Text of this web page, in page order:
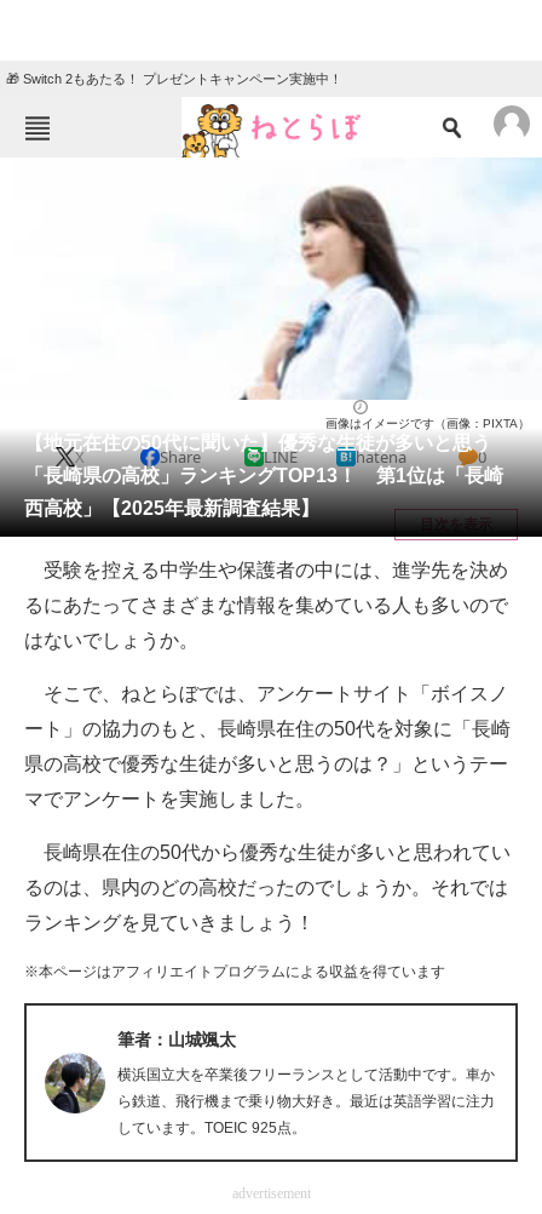
🎁 Switch 2もあたる！ プレゼントキャンペーン実施中！
ニュース
クイズ
教育・育児
リサーチ
会員記事
メディア
注目記事を集めた総合ページ
ITの今と未来を見通す
スマホと通信の最新トレンド
進化するPCとデバイスの未来
好きが集まる 比べて選べる
ビジネスと働き方のヒント
AI活用のいまが分かる
マーケ×ITの今がよく分かる
ITエンジニア向け専門サイト
企業向けIT製品の総合サイト
IT製品の技術・比較・事例
【地元在住の50代に聞いた】優秀な生徒が多いと思う
「長崎県の高校」ランキングTOP13！ 第1位は「長崎
西高校」【2025年最新調査結果】
画像はイメージです（画像：PIXTA）
X Share LINE hatena 0
目次を表示
受験を控える中学生や保護者の中には、進学先を決め
るにあたってさまざまな情報を集めている人も多いので
はないでしょうか。
そこで、ねとらぼでは、アンケートサイト「ボイスノ
ート」の協力のもと、長崎県在住の50代を対象に「長崎
県の高校で優秀な生徒が多いと思うのは？」というテー
マでアンケートを実施しました。
長崎県在住の50代から優秀な生徒が多いと思われてい
るのは、県内のどの高校だったのでしょうか。それでは
ランキングを見ていきましょう！
※本ページはアフィリエイトプログラムによる収益を得ています
筆者：山城颯太
横浜国立大を卒業後フリーランスとして活動中です。車か
ら鉄道、飛行機まで乗り物大好き。最近は英語学習に注力
しています。TOEIC 925点。
advertisement